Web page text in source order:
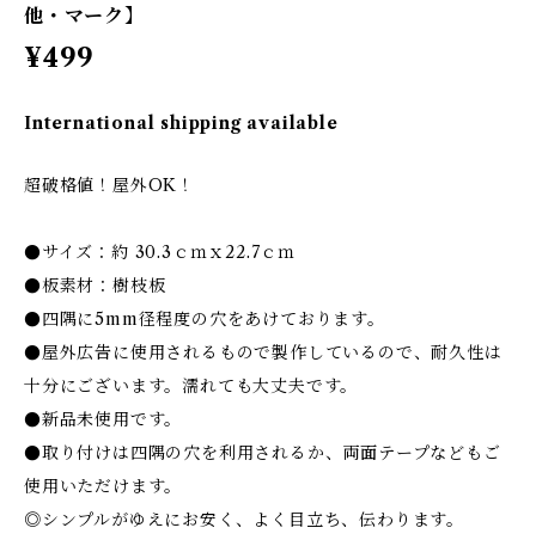
他・マーク】
¥499
International shipping available
超破格値！屋外OK！
●サイズ：約 30.3ｃｍｘ22.7ｃｍ
●板素材：樹枝板
●四隅に5mm径程度の穴をあけております。
●屋外広告に使用されるもので製作しているので、耐久性は
十分にございます。濡れても大丈夫です。
●新品未使用です。
●取り付けは四隅の穴を利用されるか、両面テープなどもご
使用いただけます。
◎シンプルがゆえにお安く、よく目立ち、伝わります。